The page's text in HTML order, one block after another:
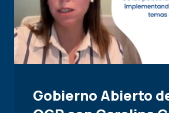
Gobierno Abierto